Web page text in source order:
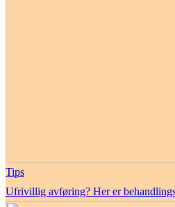
Tips
Ufrivillig avføring? Her er